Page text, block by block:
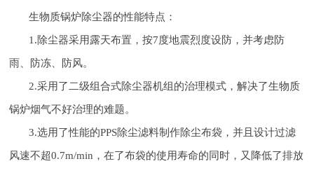
生物质锅炉除尘器的性能特点：
1.除尘器采用露天布置，按7度地震烈度设防，并考虑防
雨、防冻、防风。
2.采用了二级组合式除尘器机组的治理模式，解决了生物质
锅炉烟气不好治理的难题。
3.选用了性能的PPS除尘滤料制作除尘布袋，并且设计过滤
风速不超0.7m/min，在了布袋的使用寿命的同时，又降低了排放